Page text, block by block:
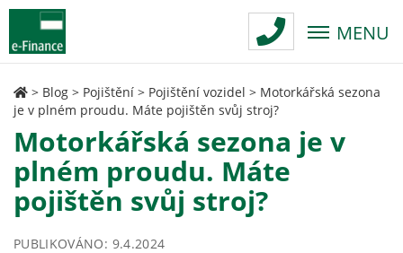
MENU
> Blog > Pojištění > Pojištění vozidel > Motorkářská sezona
je v plném proudu. Máte pojištěn svůj stroj?
Motorkářská sezona je v
plném proudu. Máte
pojištěn svůj stroj?
PUBLIKOVÁNO: 9.4.2024